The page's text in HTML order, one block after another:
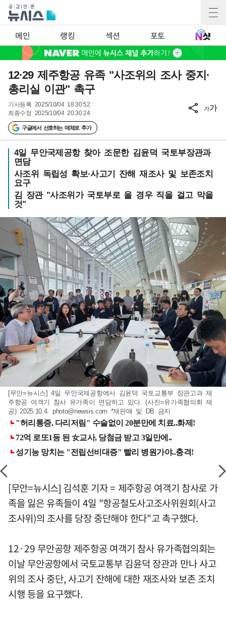
메인 랭킹 섹션 포토
12·29 제주항공 유족 "사조위의 조사 중지·
총리실 이관" 촉구
기사등록 2025/10/04 18:30:52
최종수정 2025/10/04 20:30:24
구글에서 선호하는 매체로 추가
가가
4일 무안국제공항 찾아 조문한 김윤덕 국토부장관과
면담
사조위 독립성 확보·사고기 잔해 재조사 및 보존조치
요구
김 장관 "사조위가 국토부로 올 경우 직을 걸고 막을
것"
[무안=뉴시스] 4일 무안국제공항에서 김윤덕 국토교통부 장관고과 제
주항공 여객기 참사 유가족이 면담하고 있다. (사진=유가족협의회 제
공) 2025.10.4. photo@newsis.com *재판매 및 DB 금지
[무안=뉴시스] 김석훈 기자 = 제주항공 여객기 참사로 가
족을 잃은 유족들이 4일 "항공철도사고조사위원회(사고
조사위)의 조사를 당장 중단해야 한다"고 촉구했다.
12·29 무안공항 제주항공 여객기 참사 유가족협의회는
이날 무안공항에서 국토교통부 김윤덕 장관과 만나 사고
위의 조사 중단, 사고기 잔해에 대한 재조사와 보존 조치
시행 등을 요구했다.